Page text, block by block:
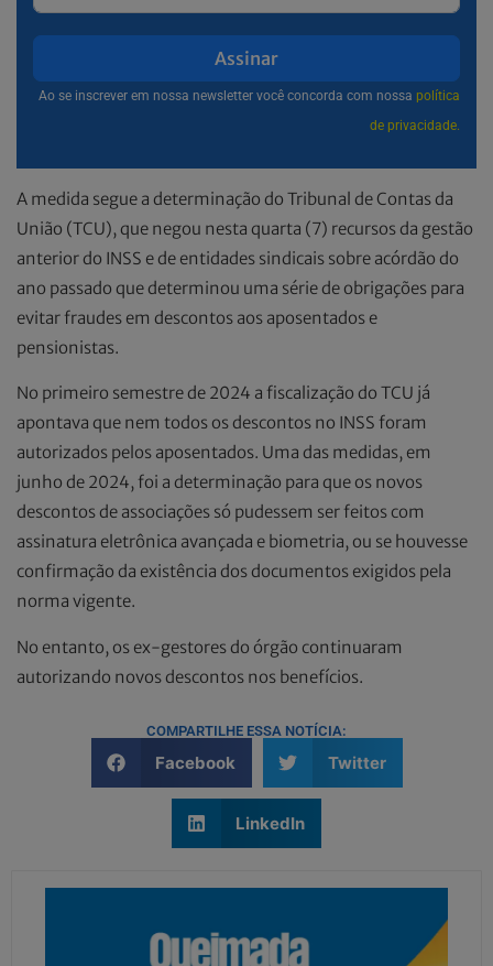
Assinar
Ao se inscrever em nossa newsletter você concorda com nossa política
de privacidade.
A medida segue a determinação do Tribunal de Contas da
União (TCU), que negou nesta quarta (7) recursos da gestão
anterior do INSS e de entidades sindicais sobre acórdão do
ano passado que determinou uma série de obrigações para
evitar fraudes em descontos aos aposentados e
pensionistas.
No primeiro semestre de 2024 a fiscalização do TCU já
apontava que nem todos os descontos no INSS foram
autorizados pelos aposentados. Uma das medidas, em
junho de 2024, foi a determinação para que os novos
descontos de associações só pudessem ser feitos com
assinatura eletrônica avançada e biometria, ou se houvesse
confirmação da existência dos documentos exigidos pela
norma vigente.
No entanto, os ex-gestores do órgão continuaram
autorizando novos descontos nos benefícios.
COMPARTILHE ESSA NOTÍCIA:
Facebook Twitter
LinkedIn